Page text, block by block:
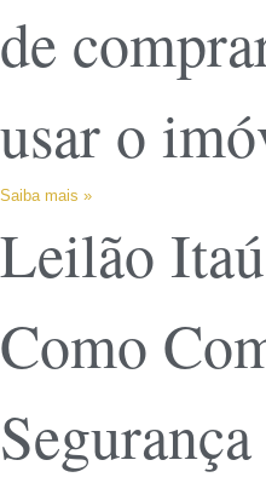
de
usar o
Saiba mais »
Leilão
Como